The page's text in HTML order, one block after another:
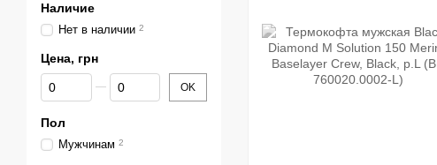
Наличие
Нет в наличии 2
Цена, грн
От Цена, грн
До Цена, грн OK
Пол
Мужчинам 2